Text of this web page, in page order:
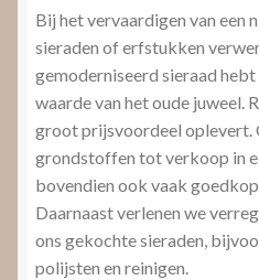
Bij het vervaardigen van een
sieraden of erfstukken
gemoderniseerd sieraad
waarde van het oude juweel.
groot prijsvoordeel oplevert.
grondstoffen tot verkoop in
bovendien ook vaak
Daarnaast verlenen we
ons gekochte sieraden,
polijsten en reinigen.